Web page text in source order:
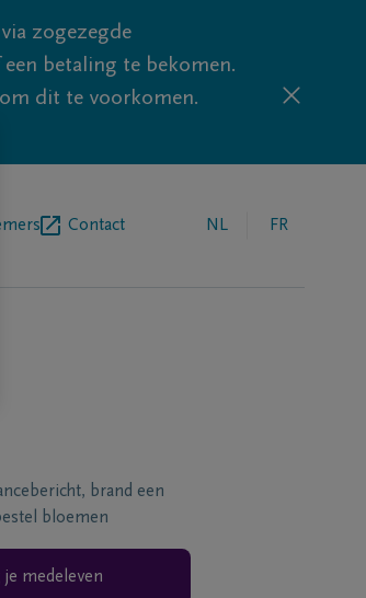
zogezegde
betaling te bekomen.
dit te voorkomen.
Contact NL FR
brand een
bloemen
je medeleven